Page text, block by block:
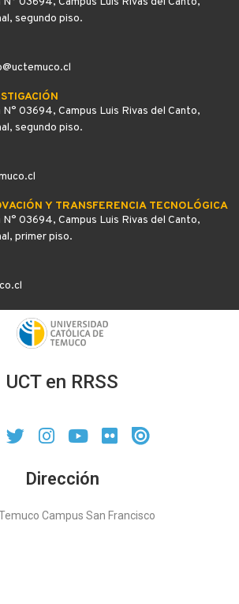
segundo piso.
03694, Campus Luis Rivas del Canto,
segundo piso.
Y TRANSFERENCIA TECNOLÓGICA
03694, Campus Luis Rivas del Canto,
primer piso.
UCT en RRSS
Dirección
Campus San Francisco